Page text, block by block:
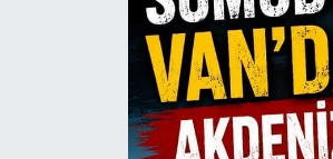
RESMİ İLANLAR